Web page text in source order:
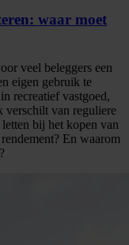
waar moet
veel beleggers een
eigen gebruik te
recreatief vastgoed,
verschilt van reguliere
bij het kopen van
En waarom